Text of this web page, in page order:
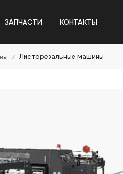
ЗАПЧАСТИ КОНТАКТЫ
Листорезальные машины